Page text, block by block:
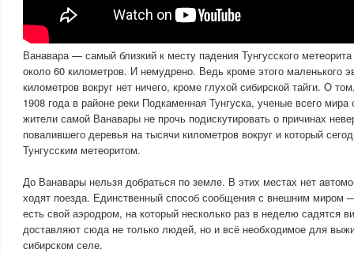
Ванавара — самый близкий к месту падения Тунгусского
около 60 километров. И немудрено. Ведь кроме этого маленького
километров вокруг нет ничего, кроме глухой сибирской тайги. О
1908 года в районе реки Подкаменная Тунгуска, ученые всего
жители самой Ванавары не прочь подискутировать о причинах
повалившего деревья на тысячи километров вокруг и который
Тунгусским метеоритом.
До Ванавары нельзя добраться по земле. В этих местах нет
ходят поезда. Единственный способ сообщения с внешним миром
есть свой аэродром, на который несколько раз в неделю садятся
доставляют сюда не только людей, но и всё необходимое для
сибирском селе.